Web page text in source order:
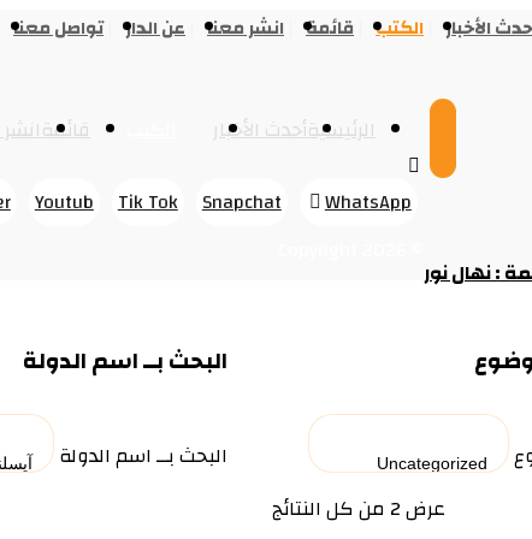
الأخبار الكتب قائمة انشر معنا عن الدار تواصل معنا
الرئيسيةأحدث الأخبار قائمة
Youtub Tik Tok Snapchat
WhatsApp
: نهال نور
البحث بــ اسم الدولة
البحث بــ اسم الدولة
عرض ⁦2⁩ من كل النتائج